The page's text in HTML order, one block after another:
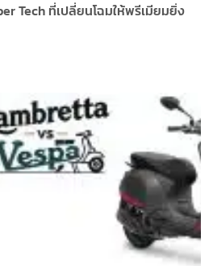
Tech ที่เปลี่ยนโฉมให้พรีเมียมยิ่ง